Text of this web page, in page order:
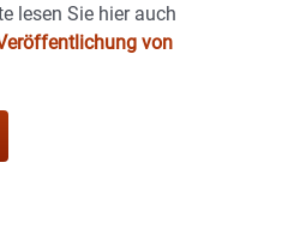
lesen Sie hier auch
von